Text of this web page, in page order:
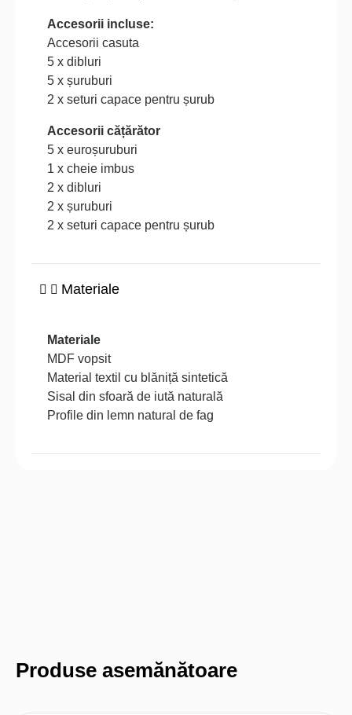
Accesorii incluse:
Accesorii casuta
5 x dibluri
5 x șuruburi
2 x seturi capace pentru șurub
Accesorii cățărător
5 x euroșuruburi
1 x cheie imbus
2 x dibluri
2 x șuruburi
2 x seturi capace pentru șurub
Materiale
Materiale
MDF vopsit
Material textil cu blăniță sintetică
Sisal din sfoară de iută naturală
Profile din lemn natural de fag
Produse asemănătoare